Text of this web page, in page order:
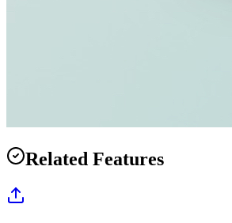
Related Features